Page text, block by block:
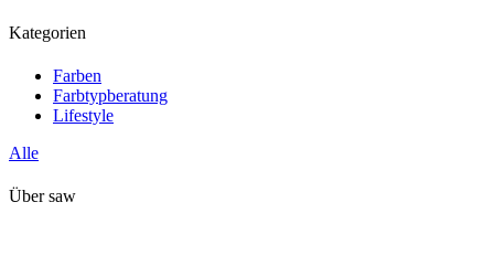
Kategorien
Farben
Farbtypberatung
Lifestyle
Alle
Über saw